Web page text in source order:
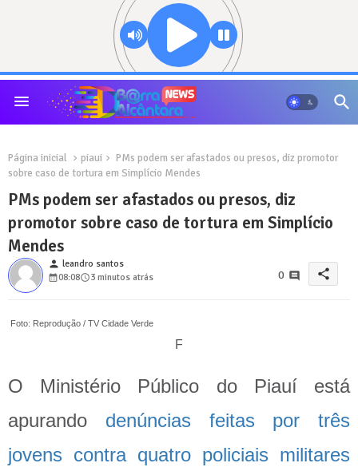
Página inicial piaui
PMs podem ser afastados ou presos, diz promotor
sobre caso de tortura em Simplício Mendes
PMs podem ser afastados ou presos, diz
promotor sobre caso de tortura em Simplício
Mendes
person leandro santos
08:08
3 minutos atrás 0 share
Foto: Reprodução / TV Cidade Verde
F
O Ministério Público do Piauí está
apurando denúncias feitas por três
jovens contra quatro policiais militares